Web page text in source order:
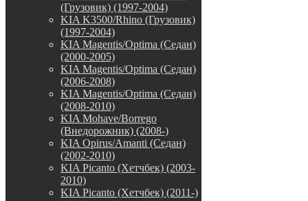
(Грузовик) (1997-2004)
KIA K3500/Rhino (Грузовик)
(1997-2004)
KIA Magentis/Optima (Седан)
(2000-2005)
KIA Magentis/Optima (Седан)
(2006-2008)
KIA Magentis/Optima (Седан)
(2008-2010)
KIA Mohave/Borrego
(Внедорожник) (2008-)
KIA Opirus/Amanti (Седан)
(2002-2010)
KIA Picanto (Хетчбек) (2003-
2010)
KIA Picanto (Хетчбек) (2011-)